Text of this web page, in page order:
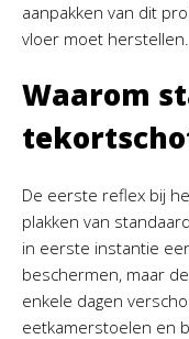
aanpakken van dit
vloer moet herstellen.
Waarom
De eerste reflex bij
plakken van
in eerste instantie
beschermen, maar
enkele dagen
eetkamerstoelen en